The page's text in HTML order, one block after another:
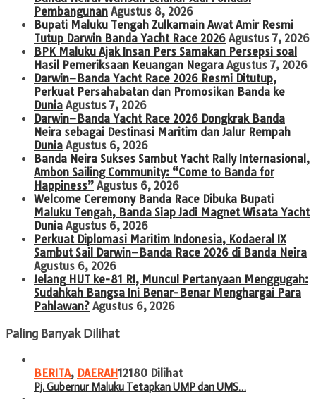
Pembangunan Agustus 8, 2026
Bupati Maluku Tengah Zulkarnain Awat Amir Resmi
Tutup Darwin Banda Yacht Race 2026 Agustus 7, 2026
BPK Maluku Ajak Insan Pers Samakan Persepsi soal
Hasil Pemeriksaan Keuangan Negara Agustus 7, 2026
Darwin–Banda Yacht Race 2026 Resmi Ditutup,
Perkuat Persahabatan dan Promosikan Banda ke
Dunia Agustus 7, 2026
Darwin–Banda Yacht Race 2026 Dongkrak Banda
Neira sebagai Destinasi Maritim dan Jalur Rempah
Dunia Agustus 6, 2026
Banda Neira Sukses Sambut Yacht Rally Internasional,
Ambon Sailing Community: “Come to Banda for
Happiness” Agustus 6, 2026
Welcome Ceremony Banda Race Dibuka Bupati
Maluku Tengah, Banda Siap Jadi Magnet Wisata Yacht
Dunia Agustus 6, 2026
Perkuat Diplomasi Maritim Indonesia, Kodaeral IX
Sambut Sail Darwin–Banda Race 2026 di Banda Neira
Agustus 6, 2026
Jelang HUT ke-81 RI, Muncul Pertanyaan Menggugah:
Sudahkah Bangsa Ini Benar-Benar Menghargai Para
Pahlawan? Agustus 6, 2026
Paling Banyak Dilihat
BERITA, DAERAH 12180 Dilihat
Pj. Gubernur Maluku Tetapkan UMP dan UMS…